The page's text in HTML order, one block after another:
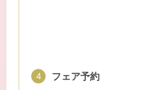
4 フェア予約